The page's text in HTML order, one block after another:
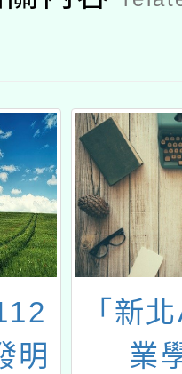
及教育設計
明
「新
業